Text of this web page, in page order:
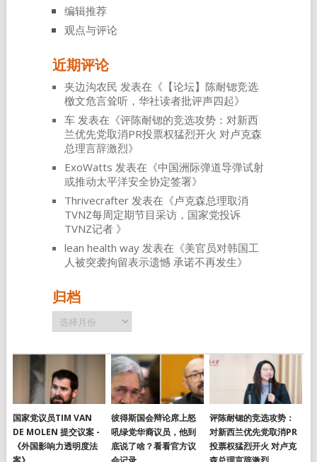
编辑推荐
观点与评论
近期评论
夹边沟农民 发表在《 【论坛】陈耐锶竞选
檄文危言耸听，华社读者批评声四起》
车发表在《评陈耐锶的竞选攻势：对新西
兰优先党取消PR投票权猛烈开火 对卢克森
总理言辞激烈》
ExoWatts 发表在《中国洲际弹道导弹试射
或推动太平洋安全协定签署》
Thrivecrafter发表在《卢克森总理取消
TVNZ每周定期节目采访，国家党投诉
TVNZ记者 》
lean health way发表在《美官员对韩国工
人被突袭拘留表示遗憾 承诺不再发生》
归档
归
档
国家党议员TIM VAN
DE MOLEN 提交议案 -
《外国影响力透明度法
彼得斯国会辩论席上怒
吼绿党华裔议员，他到
底说了啥？看看官方议
评陈耐锶的竞选攻势：
对新西兰优先党取消PR
投票权猛烈开火 对卢克